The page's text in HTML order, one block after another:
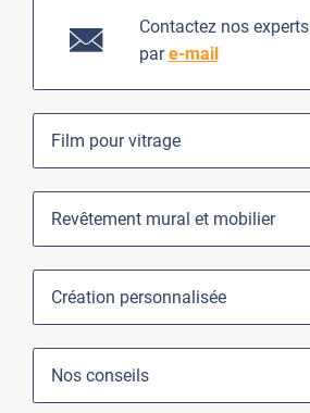
Contactez nos experts
pare-mail
Film pour vitrage
Revêtement mural et mobilier
Création personnalisée
Nos conseils